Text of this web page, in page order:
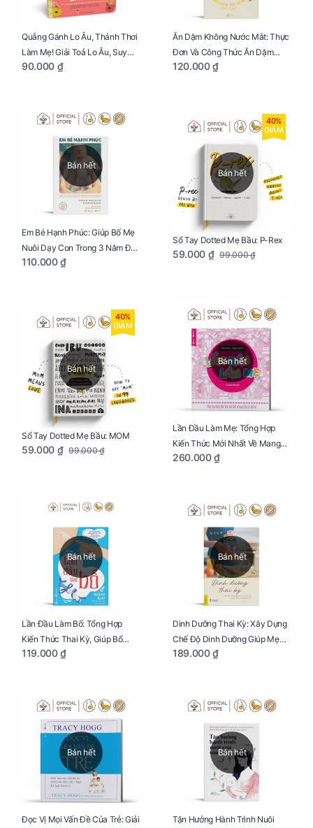
Quẳng Gánh Lo Âu, Thảnh Thơi
Làm Mẹ! Giải Toả Lo Âu, Suy
Nghĩ Tiêu Cực Cho Mẹ
90.000 ₫
Ăn Dặm Không Nước Mắt: Thực
Đơn Và Công Thức Ăn Dặm
Kiểu Nhật
120.000 ₫
Bán hết
Em Bé Hạnh Phúc: Giúp Bố Mẹ
Nuôi Dạy Con Trong 3 Năm Đầu
Đời
110.000 ₫
Bán hết
40%
GIẢM
Sổ Tay Dotted Mẹ Bầu: P-Rex
59.000 ₫ 99.000 ₫
Bán hết
40%
GIẢM
Sổ Tay Dotted Mẹ Bầu: MOM
59.000 ₫ 99.000 ₫
Bán hết
Lần Đầu Làm Mẹ: Tổng Hợp
Kiến Thức Mới Nhất Về Mang
Thai Và Sinh Nở Cho Mẹ Bầu
260.000 ₫
Bán hết
Lần Đầu Làm Bố: Tổng Hợp
Kiến Thức Thai Kỳ, Giúp Bố
Thấu Hiểu Hơn Về Mẹ Bầu Và
119.000 ₫
Bán hết
Dinh Dưỡng Thai Kỳ: Xây Dựng
Chế Độ Dinh Dưỡng Giúp Mẹ
Khỏe, Con Yêu Phát Triển Toàn
189.000 ₫
Bán hết
Đọc Vị Mọi Vấn Đề Của Trẻ: Giải
Bán hết
Tận Hưởng Hành Trình Nuôi